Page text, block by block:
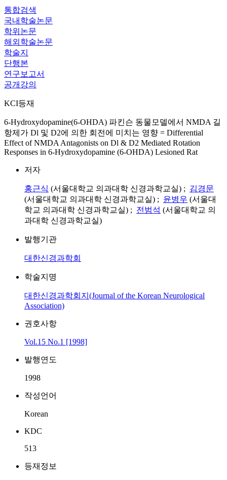
통합검색
국내학술논문
학위논문
해외학술논문
학술지
단행본
연구보고서
공개강의
KCI등재
6-Hydroxydopamine(6-OHDA) 파킨슨 동물모델에서 NMDA 길
항제가 Dl 및 D2에 의한 회전에 미치는 영향 = Differential
Effect of NMDA Antagonists on Dl & D2 Mediated Rotation
Responses in 6-Hydroxydopamine (6-OHDA) Lesioned Rat
저자
홍근식 (서울대학교 의과대학 신경과학교실) ; 김경문
(서울대학교 의과대학 신경과학교실) ; 윤병우 (서울대
학교 의과대학 신경과학교실) ; 전범석 (서울대학교 의
과대학 신경과학교실)
발행기관
대한신경과학회
학술지명
대한신경과학회지(Journal of the Korean Neurological
Association)
권호사항
Vol.15 No.1 [1998]
발행연도
1998
작성언어
Korean
KDC
513
등재정보